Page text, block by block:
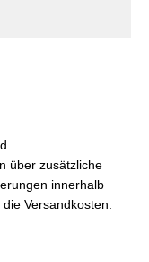
über zusätzliche
innerhalb
Versandkosten.